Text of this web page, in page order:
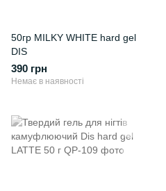
50гр MILKY WHITE hard gel
DIS
390 грн
Немає в наявності